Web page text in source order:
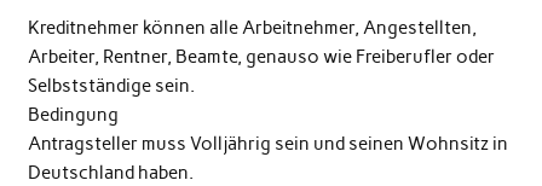
Kreditnehmer können alle Arbeitnehmer, Angestellten,
Arbeiter, Rentner, Beamte, genauso wie Freiberufler oder
Selbstständige sein.
Bedingung
Antragsteller muss Volljährig sein und seinen Wohnsitz in
Deutschland haben.